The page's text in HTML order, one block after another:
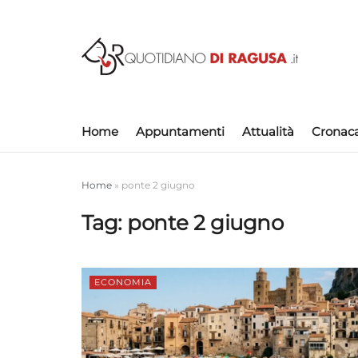
Home Appuntamenti Attualità
Home » ponte 2 giugno
Tag: ponte 2 giugno
ECONOMIA